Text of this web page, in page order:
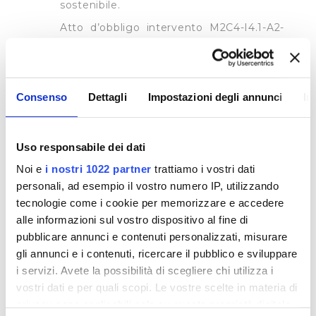
Consenso Dettagli Impostazioni degli annunci
Uso responsabile dei dati
Noi e i nostri 1022 partner trattiamo i vostri dati
personali, ad esempio il vostro numero IP, utilizzando
tecnologie come i cookie per memorizzare e accedere
alle informazioni sul vostro dispositivo al fine di
pubblicare annunci e contenuti personalizzati, misurare
gli annunci e i contenuti, ricercare il pubblico e sviluppare
i servizi. Avete la possibilità di scegliere chi utilizza i
vostri dati e per quali scopi. Le vostre scelte in materia di
sostenibile.
Atto d’obbligo intervento M2C4-I4.1-A2-
trasmesso in pari data al Ministero delle
Infrastrutture Idriche.
31 Titolo intervento “Potenziamento del
adduzione lungarni Firenze” CUP
H17H21008070008.
Atto di ammissione a finanziamento del
progetto sul PNRR: Decreto Ministeriale
n. 517 del 16 dicembre 2021 del Ministero
delle infrastrutture e della mobilità
sostenibile.
Atto d’obbligo intervento M2C4-I4.1-A2-
31 sottoscritto in data 08/06/2022 e